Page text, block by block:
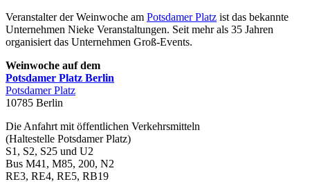
Veranstalter der Weinwoche am Potsdamer Platz ist das bekannte
Unternehmen Nieke Veranstaltungen. Seit mehr als 35 Jahren
organisiert das Unternehmen Groß-Events.
Weinwoche auf dem
Potsdamer Platz Berlin
Potsdamer Platz
10785 Berlin
Die Anfahrt mit öffentlichen Verkehrsmitteln
(Haltestelle Potsdamer Platz)
S1, S2, S25 und U2
Bus M41, M85, 200, N2
RE3, RE4, RE5, RB19